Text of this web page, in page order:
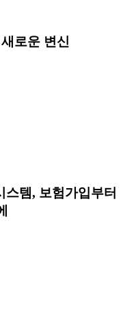
로운 변신
템, 보험가입부터